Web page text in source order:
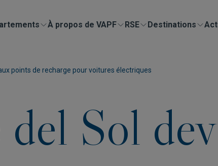
À propos de VAPF RSE Destinations
points de recharge pour voitures électriques
Sol